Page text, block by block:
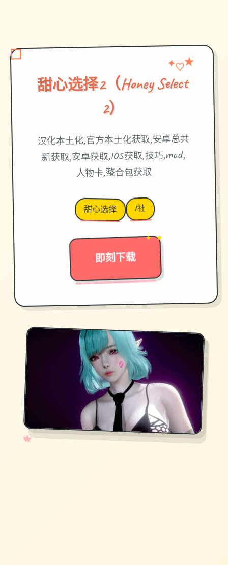
甜心选择2（Honey Select
2）
✦♡★
汉化本土化,官方本土化获取,安卓总共
新获取,安卓获取,IOS获取,技巧,mod,
人物卡,整合包获取
甜心选择 I社
即刻下载
→
✦ ★
✧
♡
★
♥